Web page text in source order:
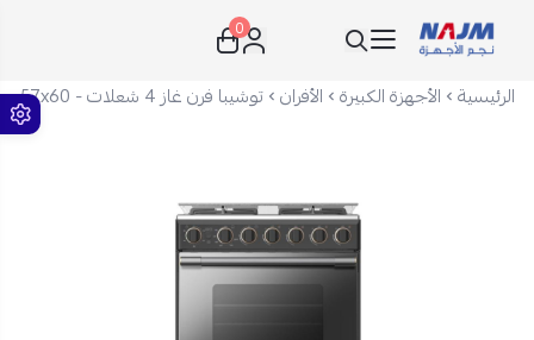
نجم الأجهزة
0
الرئيسية الأجهزة الكبيرة الأفران توشيبا فرن غاز 4 شعلات - 57x60 سم - أمان كامل - رمادي - RLA1-60MG4GE(GMR)-SA